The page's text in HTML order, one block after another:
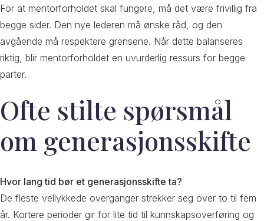
For at mentorforholdet skal fungere, må det være frivillig fra
begge sider. Den nye lederen må ønske råd, og den
avgående må respektere grensene. Når dette balanseres
riktig, blir mentorforholdet en uvurderlig ressurs for begge
parter.
Ofte stilte spørsmål
om generasjonsskifte
Hvor lang tid bør et generasjonsskifte ta?
De fleste vellykkede overganger strekker seg over to til fem
år. Kortere perioder gir for lite tid til kunnskapsoverføring og